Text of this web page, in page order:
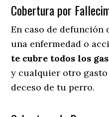
Cobertura por
En caso de defunción
una enfermedad o
te cubre todos los
y cualquier otro
deceso de tu perro.